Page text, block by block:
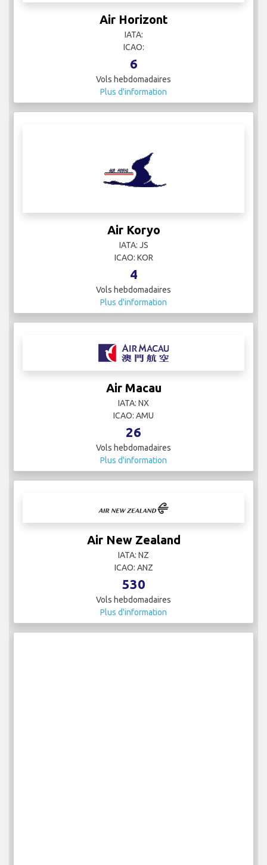
Air Horizont
IATA:
ICAO:
6
Vols hebdomadaires
Plus d'information
Air Koryo
IATA: JS
ICAO: KOR
4
Vols hebdomadaires
Plus d'information
Air Macau
IATA: NX
ICAO: AMU
26
Vols hebdomadaires
Plus d'information
Air New Zealand
IATA: NZ
ICAO: ANZ
530
Vols hebdomadaires
Plus d'information